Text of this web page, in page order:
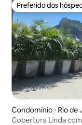
Preferido dos
Preferido dos
Condomínio ⋅ Rio de
Cobertura Linda